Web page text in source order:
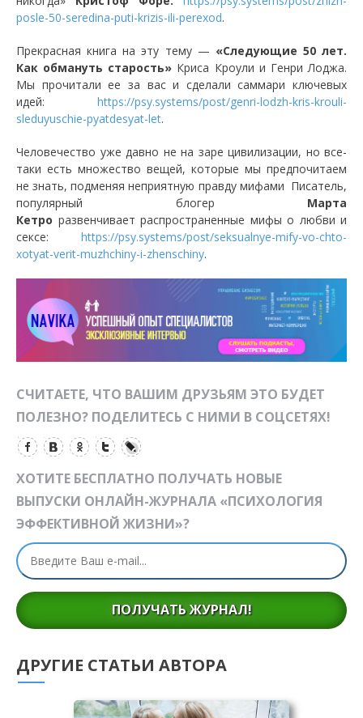
posle-50-seredina-puti-krizis-ili-perexod.
Прекрасная книга на эту тему — «Следующие 50 лет.
Как обмануть старость» Криса Кроули и Генри Лоджа.
Мы прочитали ее за вас и сделали саммари ключевых
идей: https://psy.systems/post/genri-lodzh-kris-krouli-
sleduyuschie-pyatdesyat-let.
Человечество уже давно не на заре цивилизации, но все-
таки есть множество вещей, которые мы предпочитаем
не знать, подменяя неприятную правду мифами Писатель,
популярный блогер Марта
Кетро развенчивает распространенные мифы о любви и
сексе: https://psy.systems/post/seksualnye-mify-vo-chto-
xotyat-verit-muzhchiny-i-zhenschiny.
СЧИТАЕТЕ, ЧТО ВАШИМ ДРУЗЬЯМ ЭТО БУДЕТ
ПОЛЕЗНО? ПОДЕЛИТЕСЬ С НИМИ В СОЦСЕТЯХ!
ХОТИТЕ БЕСПЛАТНО ПОЛУЧАТЬ НОВЫЕ
ВЫПУСКИ ОНЛАЙН-ЖУРНАЛА «ПСИХОЛОГИЯ
ЭФФЕКТИВНОЙ ЖИЗНИ»?
ПОЛУЧАТЬ ЖУРНАЛ!
ДРУГИЕ СТАТЬИ АВТОРА